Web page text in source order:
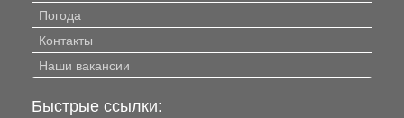
Погода
Контакты
Наши вакансии
Быстрые ссылки: